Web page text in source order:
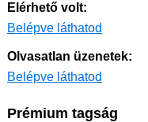
Elérhető volt:
Belépve láthatod
Olvasatlan üzenetek:
Belépve láthatod
Prémium tagság